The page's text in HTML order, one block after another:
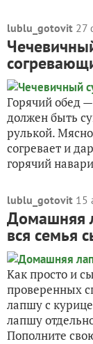
lublu_gotovit 27
Горячий обед
должен быть
рулькой.
согревает и
горячий
lublu_gotovit 15
Домашняя
вся семья
Как просто и
проверенных
лапшу с
лапшу
Пополните